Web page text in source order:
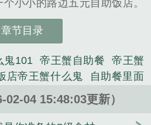
小小的路边五元自助饭店。
租金的窘迫境况。但幸好，
而来！只要收割顾客情绪值，
诞生了。从【尖椒豆腐】到
花菜】到【油燜帝王蟹】从
马斯鱼子酱】菜谱不断进阶！
章节目录
鬼101 帝王蟹自助餐
帝王蟹
店帝王蟹什么鬼
自助餐里面
北京帝王蟹自助餐 自助餐里
宜
你五元自助饭店 有帝王
02-04 15:48:03更新）